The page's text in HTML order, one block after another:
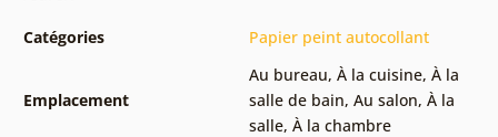
Catégories Papier peint autocollant
Emplacement
Au bureau, À la cuisine, À la
salle de bain, Au salon, À la
salle, À la chambre